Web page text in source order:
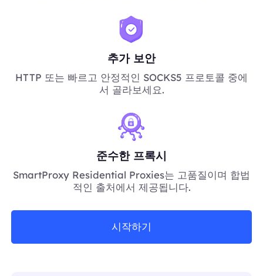
추가 보안
HTTP 또는 빠르고 안정적인 SOCKS5 프로토콜 중에
서 골라보세요.
준수한 프록시
SmartProxy Residential Proxies는 고품질이며 합법
적인 출처에서 제공됩니다.
시작하기